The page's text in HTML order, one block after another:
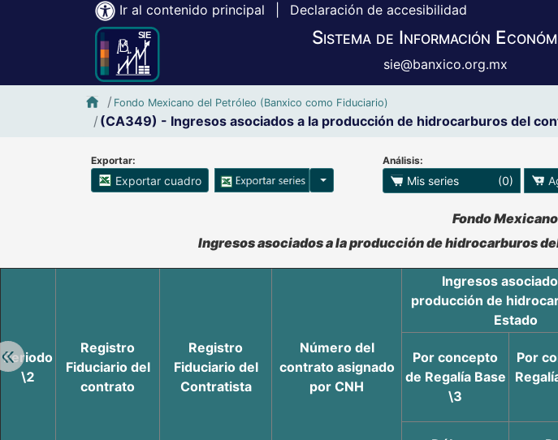
Ir al contenido principal Declaración de accesibilidad
Sistema de Información
sie@banxico.org.mx
Inicio SIE-Banxico
Fondo Mexicano del Petróleo (Banxico como Fiduciario)
(CA349) - Ingresos asociados a la producción de hidrocarburos del
Exportar:
Exportar cuadro Opciones para exportar series
Análisis:
Mis series (0)
Retroceder:
Accesibilidad de Cuadros Analíticos, al exportar el cuadro se pueden manipular los datos
Fondo
Ingresos asociados a la producción de hidrocarburos
Periodo
\2
Registro
Fiduciario del
contrato
Registro
Fiduciario del
Contratista
Número del
contrato asignado
por CNH
Ingresos
producción de
Estado
Por concepto
de Regalía Base
\3
Por